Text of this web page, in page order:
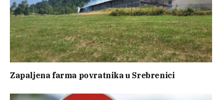
Zapaljena farma povratnika u Srebrenici